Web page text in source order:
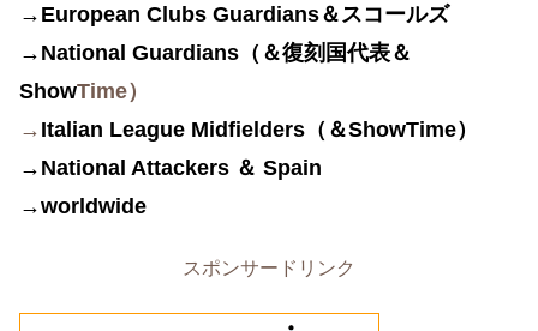
→European Clubs Guardians＆スコールズ
→ National Guardians（＆復刻国代表＆
ShowTime）
→ Italian League Midfielders（＆ShowTime）
→National Attackers ＆ Spain
→worldwide
スポンサードリンク